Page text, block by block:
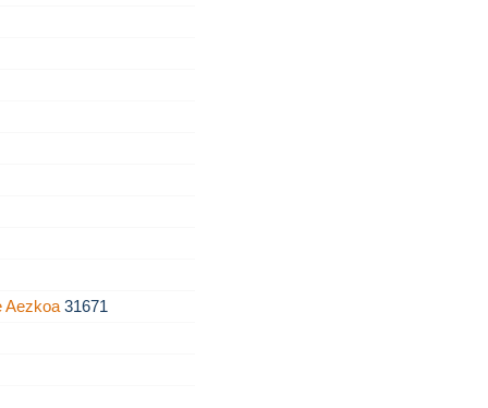
Aezkoa31671